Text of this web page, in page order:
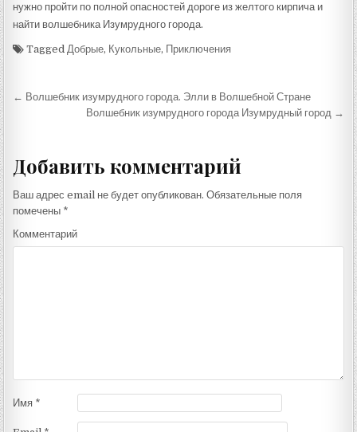
нужно пройти по полной опасностей дороге из желтого кирпича и
найти волшебника Изумрудного города.
TaggedДобрые, Кукольные, Приключения
Навигация
← Волшебник изумрудного города. Элли в Волшебной Стране
Волшебник изумрудного города Изумрудный город →
Добавить комментарий
Ваш адрес email не будет опубликован. Обязательные поля
помечены *
Комментарий
Имя *